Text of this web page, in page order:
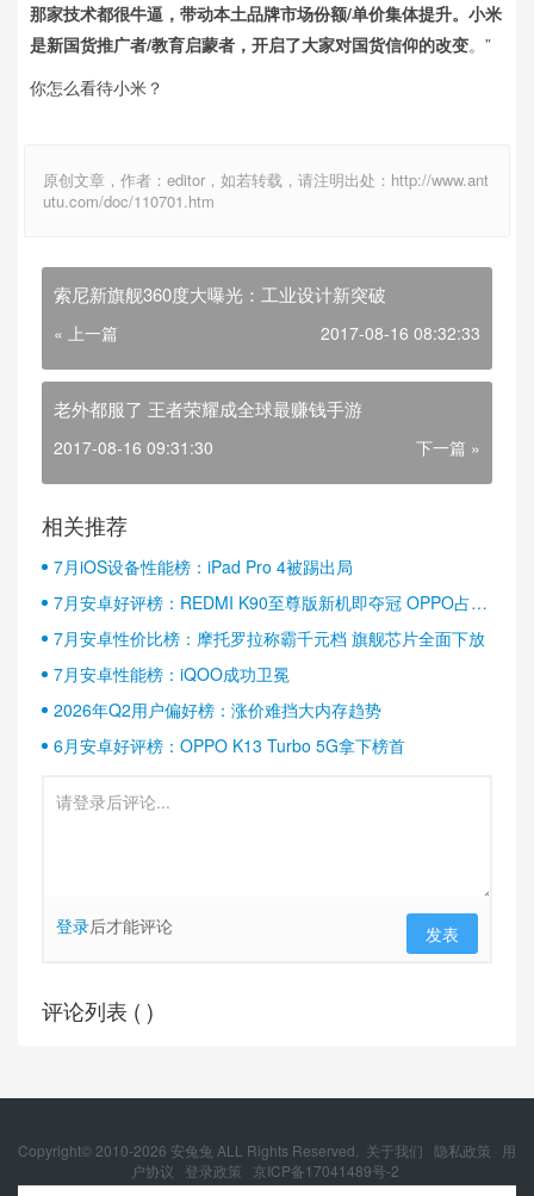
那家技术都很牛逼，带动本土品牌市场份额/单价集体提升。小米
是新国货推广者/教育启蒙者，开启了大家对国货信仰的改变。”
你怎么看待小米？
原创文章，作者：editor，如若转载，请注明出处：http://www.ant
utu.com/doc/110701.htm
索尼新旗舰360度大曝光：工业设计新突破
« 上一篇 2017-08-16 08:32:33
老外都服了 王者荣耀成全球最赚钱手游
2017-08-16 09:31:30 下一篇 »
相关推荐
7月iOS设备性能榜：iPad Pro 4被踢出局
7月安卓好评榜：REDMI K90至尊版新机即夺冠 OPPO占据
半壁江山
7月安卓性价比榜：摩托罗拉称霸千元档 旗舰芯片全面下放
7月安卓性能榜：iQOO成功卫冕
2026年Q2用户偏好榜：涨价难挡大内存趋势
6月安卓好评榜：OPPO K13 Turbo 5G拿下榜首
登录后才能评论 发表
评论列表 ( )
Copyright© 2010-2026 安兔兔 ALL Rights Reserved. 关于我们 隐私政策
用
户协议
登录政策
京ICP备17041489号-2